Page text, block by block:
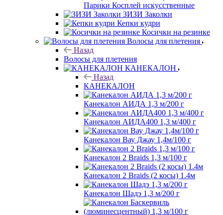
Парики Косплей искусственные
ЗИЗИ Заколки
Кепки кудри
Косички на резинке
Волосы для плетения
Назад
Волосы для плетения
КАНЕКАЛОН
Назад
КАНЕКАЛОН
Канекалон АИДА 1,3 м/200 г
Канекалон АИДА400 1,3 м/400 г
Канекалон Вау Джау 1,4м/100 г
Канекалон 2 Braids 1,3 м/100 г
Канекалон 2 Braids (2 косы) 1.4м
Канекалон Шадэ 1,3 м/200 г